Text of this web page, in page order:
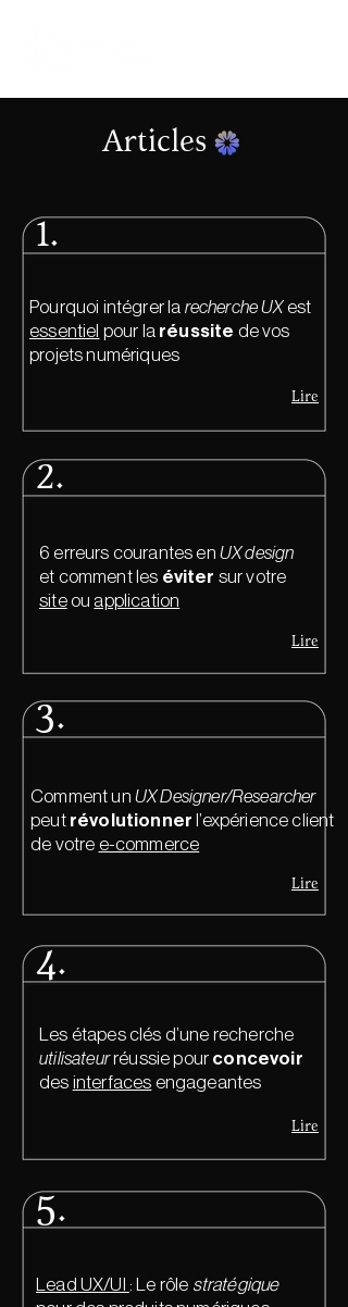
Articles
Pourquoi intégrer la recherche UXest
essentiel pour laréussite de vos
projets numériques
1.
Lire
6 erreurs courantes en UX design
et comment les éviter sur votre
siteou application
2.
Lire
Comment un UX Designer/Researcher
peut révolutionner l’expérience client
de votre e-commerce
3.
Lire
Les étapes clés d’une recherche
utilisateurréussie pour concevoir
des interfaces engageantes
4.
Lire
Lead UX/UI : Le rôle stratégique
5.